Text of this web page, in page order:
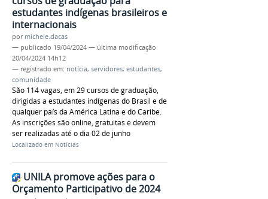
estudantes indígenas brasileiros e
internacionais
por michele.dacas
— publicado 19/04/2024 — última modificação
20/04/2024 14h12
— registrado em: notícia, servidores, estudantes,
comunidade
São 114 vagas, em 29 cursos de graduação,
dirigidas a estudantes indígenas do Brasil e de
qualquer país da América Latina e do Caribe.
As inscrições são online, gratuitas e devem
ser realizadas até o dia 02 de junho
Localizado em Notícias
UNILA promove ações para o
Orçamento Participativo de 2024